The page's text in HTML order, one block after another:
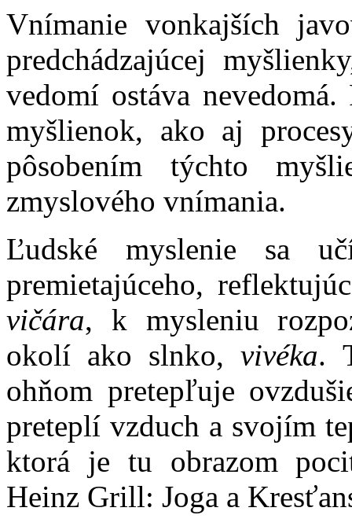
Vnímanie vonkajších
predchádzajúcej
vedomí ostáva
myšlienok, ako aj
pôsobením týchto
zmyslového vnímania.
Ľudské myslenie sa
premietajúceho,
vičára, k mysleniu
okolí ako slnko,vivéka.
ohňom pretepľuje
preteplí vzduch a svojím
ktorá je tu obrazom
Heinz Grill: Joga a